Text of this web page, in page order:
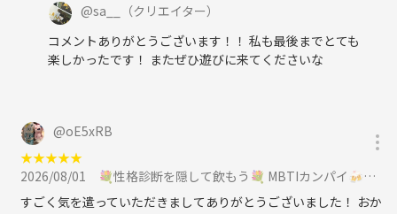
@sa__
（クリエイター）
コメントありがとうございます！！ 私も最後までとても
楽しかったです！ またぜひ遊びに来てくださいな
@oE5xRB
★★★★★
2026/08/01
💐性格診断を隠して飲もう💐 MBTIカンパイ🍻☆平成生まれ限定☆に参加
すごく気を遣っていただきましてありがとうございました！ おか